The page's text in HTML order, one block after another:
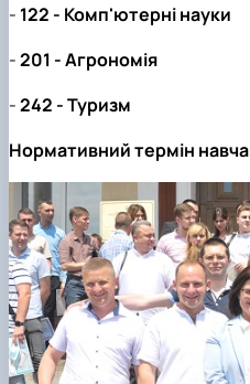
- 122 - Комп'ютерні науки
-201 - Агрономія
-242 - Туризм
Нормативний термін